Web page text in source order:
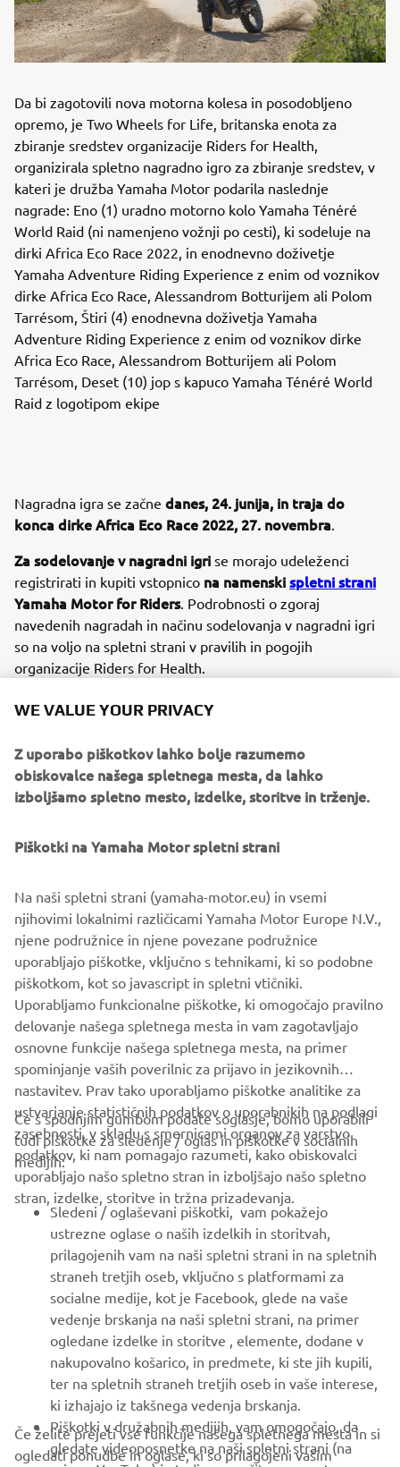
Da bi zagotovili nova motorna kolesa in posodobljeno
opremo, je Two Wheels for Life, britanska enota za
zbiranje sredstev organizacije Riders for Health,
organizirala spletno nagradno igro za zbiranje sredstev, v
kateri je družba Yamaha Motor podarila naslednje
nagrade: Eno (1) uradno motorno kolo Yamaha Ténéré
World Raid (ni namenjeno vožnji po cesti), ki sodeluje na
dirki Africa Eco Race 2022, in enodnevno doživetje
Yamaha Adventure Riding Experience z enim od voznikov
dirke Africa Eco Race, Alessandrom Botturijem ali Polom
Tarrésom, Štiri (4) enodnevna doživetja Yamaha
Adventure Riding Experience z enim od voznikov dirke
Africa Eco Race, Alessandrom Botturijem ali Polom
Tarrésom, Deset (10) jop s kapuco Yamaha Ténéré World
Raid z logotipom ekipe
Nagradna igra se začne danes, 24. junija, in traja do
konca dirke Africa Eco Race 2022, 27. novembra
Za sodelovanje v nagradni igri se morajo udeleženci
registrirati in kupiti vstopnico na namenskispletni strani
Yamaha Motor for Riders. Podrobnosti o zgoraj
navedenih nagradah in načinu sodelovanja v nagradni igri
so na voljo na spletni strani v pravilih in pogojih
organizacije Riders for Health.
Vsak zbrani evro bo pripomogel k reševanju življenj v
možnosti za osvojitev ene od teh fantastičnih nagrad.
PODJETJA
ZA PODJETJA
VEČ YAMAHA
PODPORA
GLASILO
Med prvimi prejmite novice o najnovejših ponudbah, posebnih
dogodkih, novih izdajah in še veliko več
WE VALUE YOUR PRIVACY
Z uporabo piškotkov lahko bolje razumemo
obiskovalce našega spletnega mesta, da lahko
izboljšamo spletno mesto, izdelke, storitve in trženje.
Piškotki na Yamaha Motor spletni strani
Na naši spletni strani (yamaha-motor.eu) in vsemi
njihovimi lokalnimi različicami Yamaha Motor Europe N.V.,
njene podružnice in njene povezane podružnice
uporabljajo piškotke, vključno s tehnikami, ki so podobne
piškotkom, kot so javascript in spletni vtičniki.
Uporabljamo funkcionalne piškotke, ki omogočajo pravilno
delovanje našega spletnega mesta in vam zagotavljajo
osnovne funkcije našega spletnega mesta, na primer
spominjanje vaših poverilnic za prijavo in jezikovnih
nastavitev. Prav tako uporabljamo piškotke analitike za
ustvarjanje statističnih podatkov o uporabnikih na podlagi
zasebnosti, v skladu s smernicami organov za varstvo
podatkov, ki nam pomagajo razumeti, kako obiskovalci
uporabljajo našo spletno stran in izboljšajo našo spletno
stran, izdelke, storitve in tržna prizadevanja.
Če s spodnjim gumbom podate soglasje, bomo uporabili
tudi piškotke za sledenje / oglas in piškotke v socialnih
medijih:
Sledeni / oglaševani piškotki, vam pokažejo
ustrezne oglase o naših izdelkih in storitvah,
prilagojenih vam na naši spletni strani in na spletnih
straneh tretjih oseb, vključno s platformami za
socialne medije, kot je Facebook, glede na vaše
vedenje brskanja na naši spletni strani, na primer
ogledane izdelke in storitve , elemente, dodane v
nakupovalno košarico, in predmete, ki ste jih kupili,
ter na spletnih straneh tretjih oseb in vaše interese,
ki izhajajo iz takšnega vedenja brskanja.
Piškotki v družabnih medijih, vam omogočajo, da
gledate videoposnetke na naši spletni strani (na
Če želite prejeti vse funkcije našega spletnega mesta in si
ogledati ponudbe in oglase, ki so prilagojeni vašim